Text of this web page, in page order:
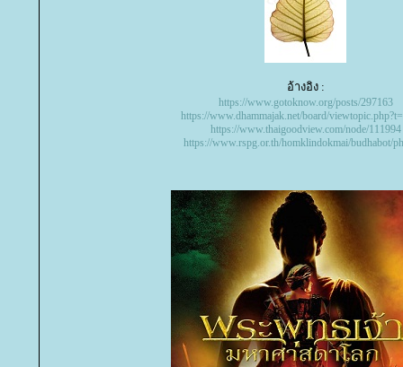
อ้างอิง :
https://www.gotoknow.org/posts/297163
https://www.dhammajak.net/board/
https://www.thaigoodview.com/node/111994
https://www.rspg.or.th/homklindokmai/budhabot/